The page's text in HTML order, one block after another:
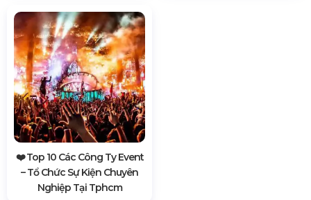
❤️️ Top 10 Các Công Ty Event
– Tổ Chức Sự Kiện Chuyên
Nghiệp Tại Tphcm